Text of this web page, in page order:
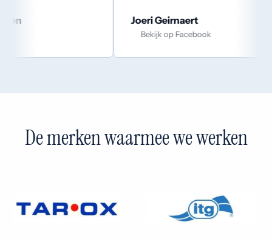
Sander de Grauw
Bekijk op Facebook
De merken waarmee we werken